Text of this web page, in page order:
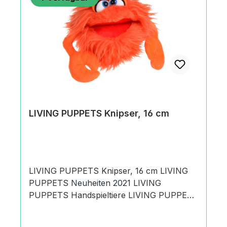
reinigen.HerkunftMade in Thailand or
IndonesiaAngaben zum Hersteller
(Informationspflichten zur GPSR
Produktsicherheitsverordnung) Matthies
Spielprodukte GmbH & Co. KGKurt A.
Körber Chaussee21033 Hamburg,
Deutschland+49 (0) 40 735 85
LIVING PUPPETS Knipser, 16 cm
LIVING PUPPETS Knipser, 16 cm LIVING
PUPPETS Neuheiten 2021 LIVING
PUPPETS Handspieltiere LIVING PUPPETS